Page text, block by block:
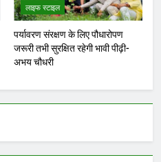
लाइफ स्टाइल
पर्यावरण संरक्षण के लिए पौधारोपण
जरूरी तभी सुरक्षित रहेगी भावी पीढ़ी-
अभय चौधरी